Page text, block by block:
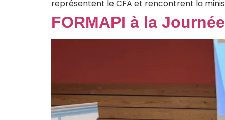
représentent le CFA et rencontrent la
FORMAPI à la